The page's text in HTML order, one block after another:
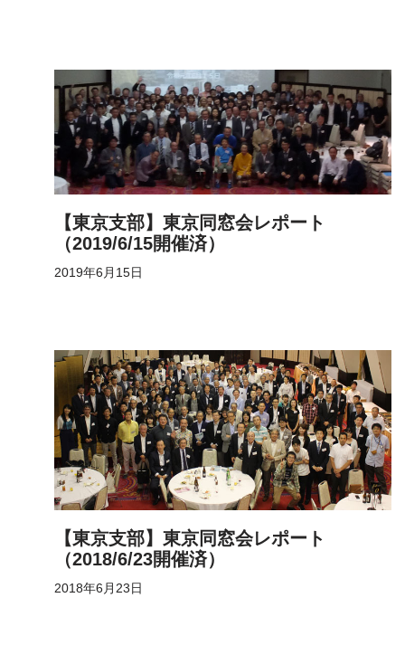
【東京支部】東京同窓会レポート
（2019/6/15開催済）
2019年6月15日
【東京支部】東京同窓会レポート
（2018/6/23開催済）
2018年6月23日